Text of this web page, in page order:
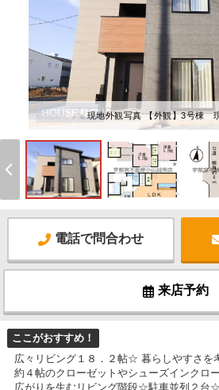
現地外観写真 【外観】3号棟
電話で問合わせ
来店予約
ここがおすすめ！
広々リビング１８．２帖☆ 暮らしやすさを
約４帖のクローゼットやシューズインクロ
広がりを生むリビング階段☆駐車並列２台